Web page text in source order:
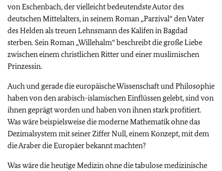
von Eschenbach, der vielleicht bedeutendste Autor des
deutschen Mittelalters, in seinem Roman „Parzival“ den Vater
des Helden als treuen Lehnsmann des Kalifen in Bagdad
sterben. Sein Roman „Willehalm“ beschreibt die große Liebe
zwischen einem christlichen Ritter und einer muslimischen
Prinzessin.
Auch und gerade die europäische Wissenschaft und Philosophie
haben von den arabisch-islamischen Einflüssen gelebt, sind von
ihnen geprägt worden und haben von ihnen stark profitiert.
Was wäre beispielsweise die moderne Mathematik ohne das
Dezimalsystem mit seiner Ziffer Null, einem Konzept, mit dem
die Araber die Europäer bekannt machten?
Was wäre die heutige Medizin ohne die tabulose medizinische